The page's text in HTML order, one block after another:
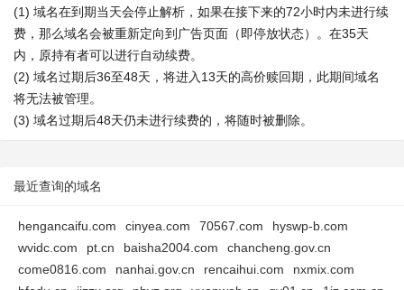
(1) 域名在到期当天会停止解析，如果在接下来的72小时内未进行续
费，那么域名会被重新定向到广告页面（即停放状态）。在35天
内，原持有者可以进行自动续费。
(2) 域名过期后36至48天，将进入13天的高价赎回期，此期间域名
将无法被管理。
(3) 域名过期后48天仍未进行续费的，将随时被删除。
最近查询的域名
hengancaifu.com cinyea.com 70567.com
hyswp-b.com
wvidc.com
pt.cn baisha2004.com
chancheng.gov.cn
come0816.com
nanhai.gov.cn rencaihui.com
nxmix.com